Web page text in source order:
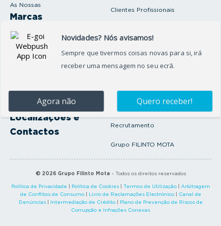
As Nossas
Marcas
Produtos e serviços
Oficina
Onde Estamos
Localizações e
Contactos
Clientes Profissionais
Seguros Protector
Artigos e Notícias
Recrutamento
Grupo FILINTO MOTA
© 2026Grupo Filinto Mota – Todos os direitos reservados
Política de Privacidade | Política de Cookies| Termos de Utilização| Arbitragem
de Conflitos de Consumo| Livro de Reclamações Electrónico| Canal de
Denúncias| Intermediação de Crédito| Plano de Prevenção de Riscos de
Corrupção e Infrações Conexas